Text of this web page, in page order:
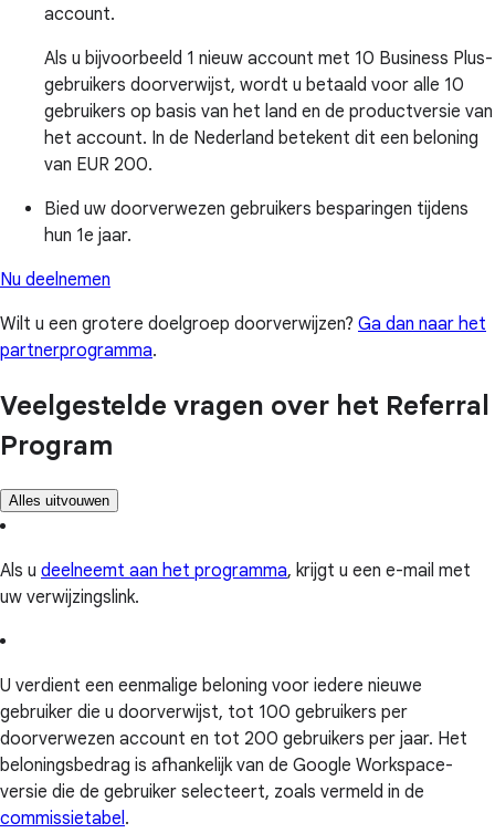
account.
Als u bijvoorbeeld 1 nieuw account met 10 Business Plus-
gebruikers doorverwijst, wordt u betaald voor alle 10
gebruikers op basis van het land en de productversie van
het account. In de Nederland betekent dit een beloning
van EUR 200.
Bied uw doorverwezen gebruikers besparingen tijdens
hun 1e jaar.
Nu deelnemen
Wilt u een grotere doelgroep doorverwijzen? Ga dan naar het
partnerprogramma.
Veelgestelde vragen over het Referral
Program
Alles uitvouwen
Als u deelneemt aan het programma, krijgt u een e-mail met
uw verwijzingslink.
U verdient een eenmalige beloning voor iedere nieuwe
gebruiker die u doorverwijst, tot 100 gebruikers per
doorverwezen account en tot 200 gebruikers per jaar. Het
beloningsbedrag is afhankelijk van de Google Workspace-
versie die de gebruiker selecteert, zoals vermeld in de
commissietabel.